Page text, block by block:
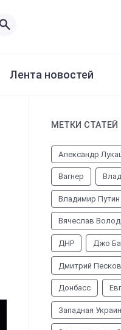
Лента новостей
МЕТКИ СТАТЕЙ
Александр
Вагнер
Владимир Путин
Вячеслав
ДНР Джо
Дмитрий Песков
Донбасс
Западная